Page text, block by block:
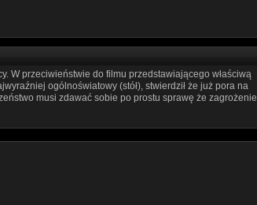
W przeciwieństwie do filmu przedstawiającego właściwą
ogólnoświatowy (stół), stwierdził że już pora na
musi zdawać sobie po prostu sprawę że zagrożenie